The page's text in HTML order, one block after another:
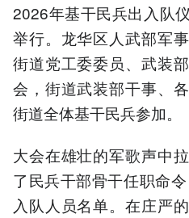
2026年基干民兵出入队
举行。龙华区人武部军
街道党工委委员、武装
会，街道武装部干事、
街道全体基干民兵参加。
大会在雄壮的军歌声中
了民兵干部骨干任职命
入队人员名单。在庄严